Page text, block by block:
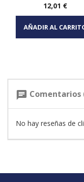
Precio
12,01 €
AÑADIR AL
chat Comentarios
No hay reseñas de